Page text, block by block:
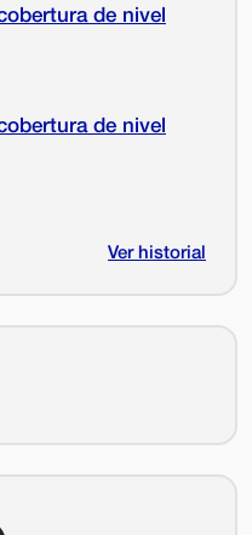
de nivel
de nivel
Ver historial